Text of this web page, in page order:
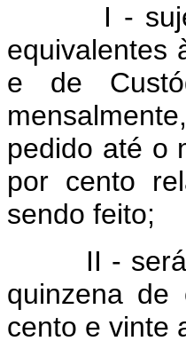
I -
equivalentes
e de
pedido até o
por cento
sendo feito;
II - será
quinzena
cento e vinte